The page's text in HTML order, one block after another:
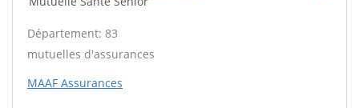
Département: 83
mutuelles d'assurances
MAAF Assurances